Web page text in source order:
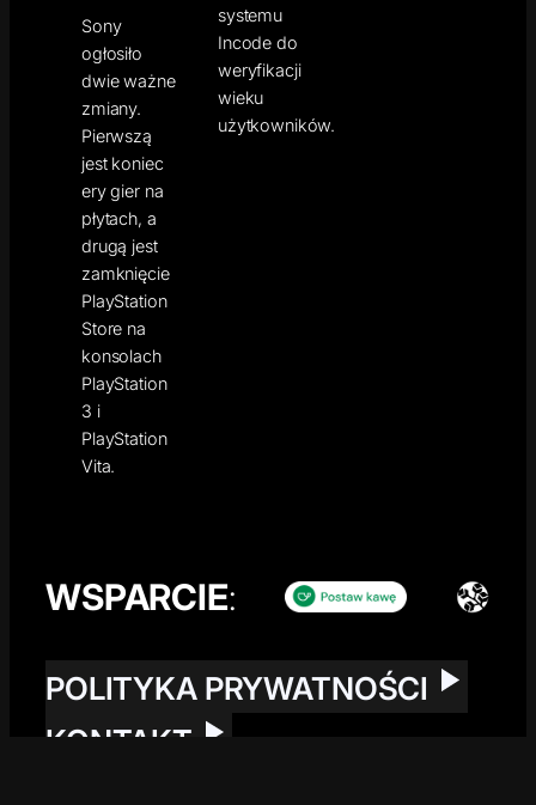
Sony
ogłosiło
dwie ważne
zmiany.
Pierwszą
jest koniec
ery gier na
płytach, a
drugą jest
zamknięcie
PlayStation
Store na
konsolach
PlayStation
3 i
PlayStation
Vita.
systemu
Incode do
weryfikacji
wieku
użytkowników.
WSPARCIE:
POLITYKA PRYWATNOŚCI
KONTAKT